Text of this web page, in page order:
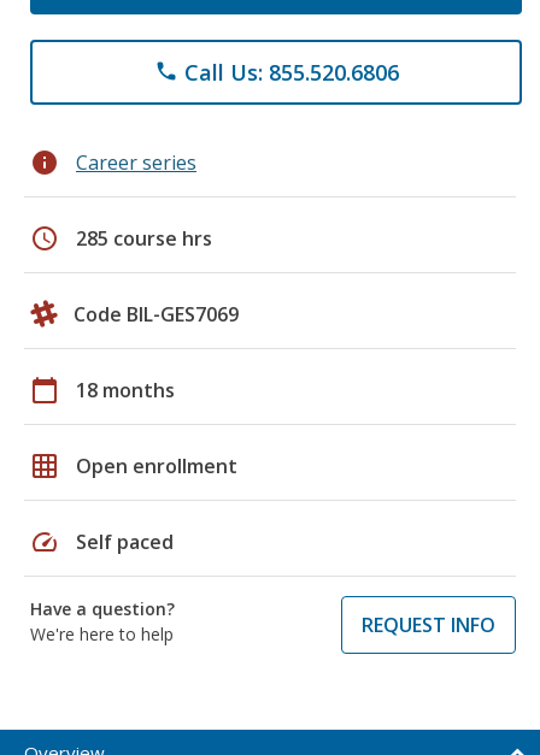
phone Call Us: 855.520.6806
info Career series
schedule 285 course hrs
Code BIL-GES7069
calendar_today 18 months
grid_on Open enrollment
speed Self paced
Have a question?
We're here to help
REQUEST INFO